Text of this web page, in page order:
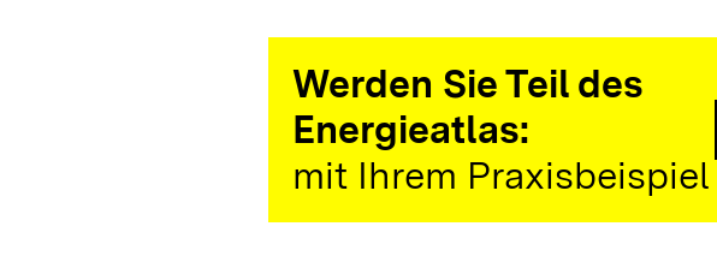
Werden Sie Teil des
Energieatlas:
mit Ihrem Praxisbeispiel